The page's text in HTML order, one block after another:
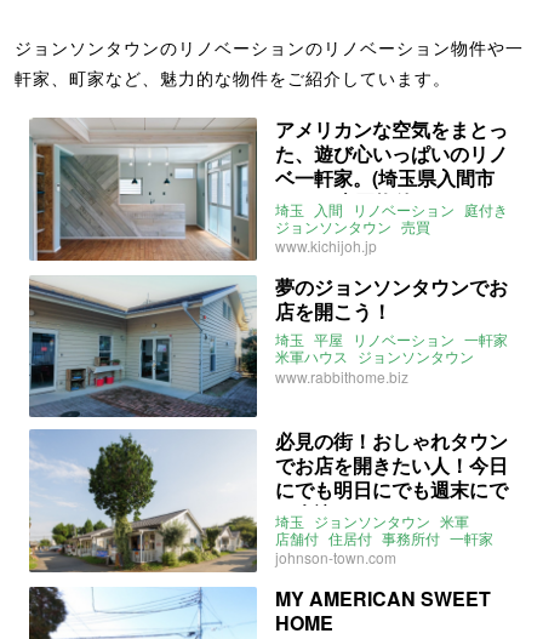
ジョンソンタウンのリノベーションのリノベーション物件や一
軒家、町家など、魅力的な物件をご紹介しています。
アメリカンな空気をまとっ
た、遊び心いっぱいのリノ
ベ一軒家。(埼玉県入間市
97㎡の売買物件)
埼玉 入間 リノベーション 庭付き
ジョンソンタウン 売買
www.kichijoh.jp
夢のジョンソンタウンでお
店を開こう！
埼玉 平屋 リノベーション 一軒家
米軍ハウス
ジョンソンタウン
入間 入間市駅 米軍
事務所付き住宅
www.rabbithome.biz
必見の街！おしゃれタウン
でお店を開きたい人！今日
にでも明日にでも週末にで
も来訪を！
埼玉 ジョンソンタウン 米軍
店舗付 住居付 事務所付 一軒家
連棟 DIY リノベーション
入間市駅
johnson-town.com
MY AMERICAN SWEET
HOME